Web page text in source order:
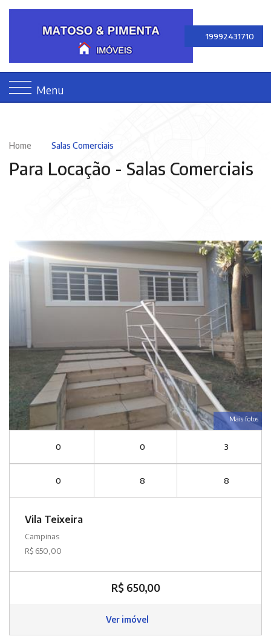
19992431710
Menu
Home Salas Comerciais
Para Locação - Salas Comerciais
Mais fotos
0 0 3
0 8 8
Vila Teixeira
Campinas
R$ 650,00
R$ 650,00
Ver imóvel